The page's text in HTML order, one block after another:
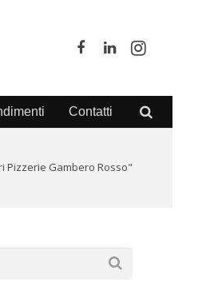
Contatti
Pizzerie Gambero Rosso"